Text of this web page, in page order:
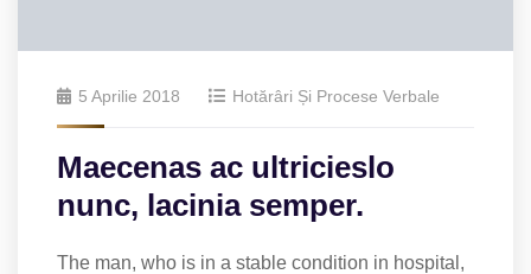
5 Aprilie 2018 Hotărâri Și Procese Verbale
Maecenas ac ultricieslo
nunc, lacinia semper.
The man, who is in a stable condition in hospital,